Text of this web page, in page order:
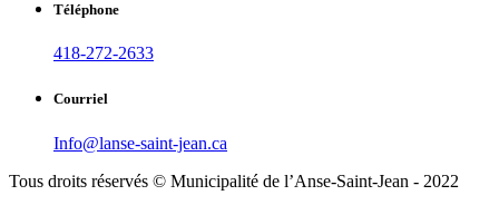
Téléphone
418-272-2633
Courriel
Info@lanse-saint-jean.ca
Tous droits réservés © Municipalité de l’Anse-Saint-Jean - 2022